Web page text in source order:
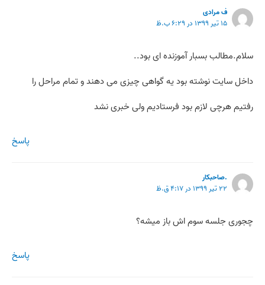
ف مرادی
۱۵ تیر ۱۳۹۹ در ۶:۲۹ ب.ظ
سلام.مطالب بسبار آموزنده ای بود..
داخل سایت نوشته بود یه گواهی چیزی می دهند و تمام مراحل را
رفتیم هرچی لازم بود فرستادیم ولی خبری نشد
پاسخ
.صاحبکار
۲۲ تیر ۱۳۹۹ در ۴:۱۷ ق.ظ
چجوری جلسه سوم اش باز میشه؟
پاسخ